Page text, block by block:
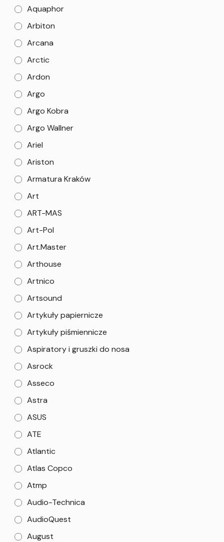
Aquaphor
Arbiton
Arcana
Arctic
Ardon
Argo
Argo Kobra
Argo Wallner
Ariel
Ariston
Armatura Kraków
Art
ART-MAS
Art-Pol
Art.Master
Arthouse
Artnico
Artsound
Artykuły papiernicze
Artykuły piśmiennicze
Aspiratory i gruszki do nosa
Asrock
Asseco
Astra
ASUS
ATE
Atlantic
Atlas Copco
Atmp
Audio-Technica
AudioQuest
August